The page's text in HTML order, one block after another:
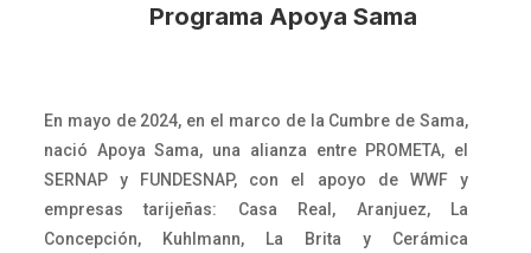
Programa Apoya Sama
En mayo de 2024, en el marco de la Cumbre de Sama,
nació Apoya Sama, una alianza entre PROMETA, el
SERNAP y FUNDESNAP, con el apoyo de WWF y
empresas tarijeñas: Casa Real, Aranjuez, La
Concepción, Kuhlmann, La Brita y Cerámica